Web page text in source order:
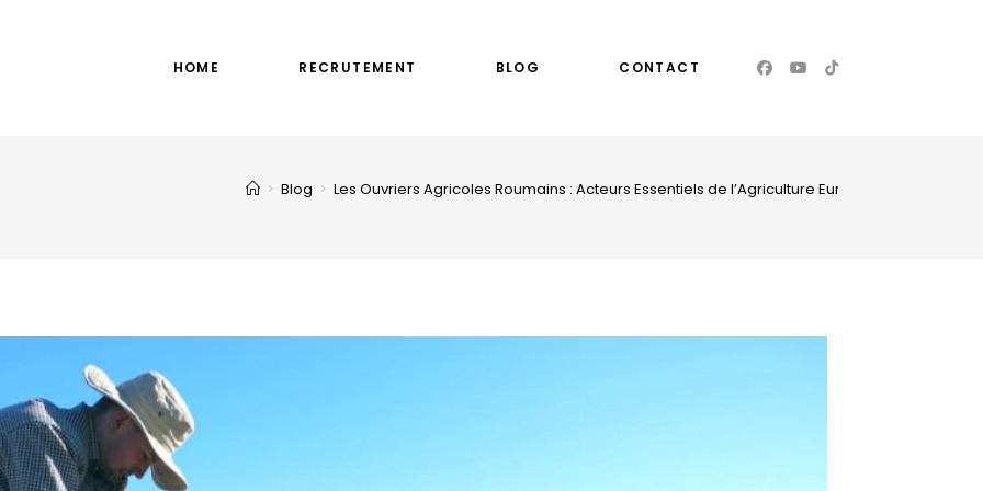
HOME RECRUTEMENT BLOG CONTACT
> Blog > Les Ouvriers Agricoles Roumains : Acteurs Essentiels de l’Agriculture Européenne